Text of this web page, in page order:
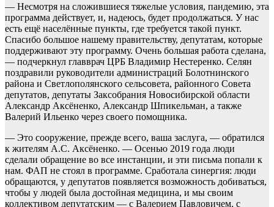
— Несмотря на сложившиеся тяжелые условия, пандемию, эта
программа действует, и, надеюсь, будет продолжаться. У нас
есть ещё населённые пункты, где требуется такой пункт.
Спасибо большое нашему правительству, депутатам, которые
поддерживают эту программу. Очень большая работа сделана,
— подчеркнул главврач ЦРБ Владимир Нестеренко. Селян
поздравили руководители администраций Болотнинского
района и Светлополянского сельсовета, районного Совета
депутатов, депутаты Заксобрания Новосибирской области
Александр Аксёненко, Александр Шпикельман, а также
Валерий Ильенко через своего помощника.
— Это сооружение, прежде всего, ваша заслуга, — обратился
к жителям А.С. Аксёненко. — Осенью 2019 года люди
сделали обращение во все инстанции, и эти письма попали к
нам. ФАП не стоял в программе. Сработала синергия: люди
обращаются, у депутатов появляется возможность добиваться,
чтобы у людей была достойная медицина, и мы своим
коллективом депутатским — с Валерием Павловичем, с